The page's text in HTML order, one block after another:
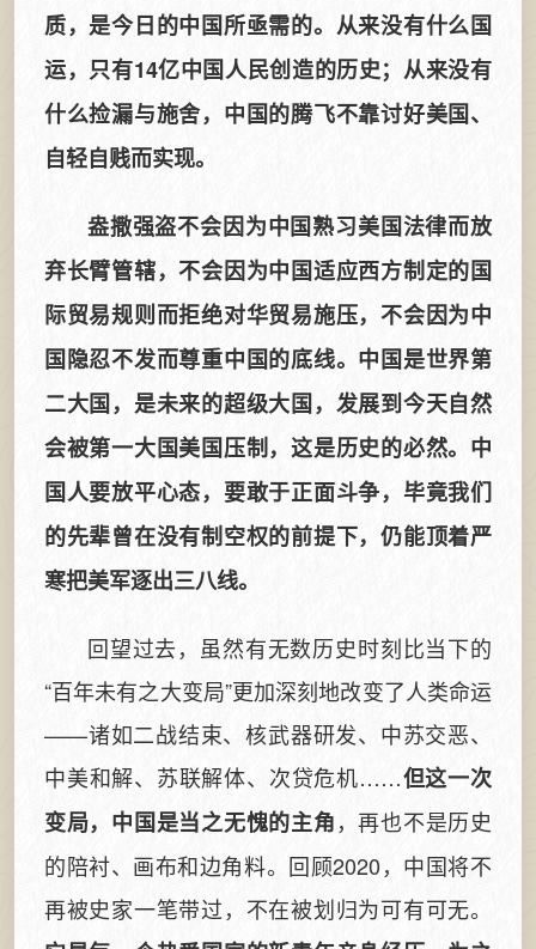
质，是今日的中国所亟需的。从来没有什么国
运，只有14亿中国人民创造的历史；从来没有
什么捡漏与施舍，中国的腾飞不靠讨好美国、
自轻自贱而实现。
盎撒强盗不会因为中国熟习美国法律而放
弃长臂管辖，不会因为中国适应西方制定的国
际贸易规则而拒绝对华贸易施压，不会因为中
国隐忍不发而尊重中国的底线。中国是世界第
二大国，是未来的超级大国，发展到今天自然
会被第一大国美国压制，这是历史的必然。中
国人要放平心态，要敢于正面斗争，毕竟我们
的先辈曾在没有制空权的前提下，仍能顶着严
寒把美军逐出三八线。
回望过去，虽然有无数历史时刻比当下的
“百年未有之大变局”更加深刻地改变了人类命运
——诸如二战结束、核武器研发、中苏交恶、
中美和解、苏联解体、次贷危机……但这一次
变局，中国是当之无愧的主角，再也不是历史
的陪衬、画布和边角料。回顾2020，中国将不
再被史家一笔带过，不在被划归为可有可无。